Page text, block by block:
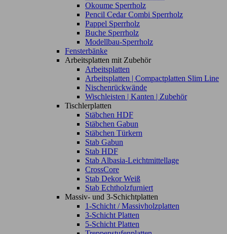
Okoume Sperrholz
Pencil Cedar Combi Sperrholz
Pappel Sperrholz
Buche Sperrholz
Modellbau-Sperrholz
Fensterbänke
Arbeitsplatten mit Zubehör
Arbeitsplatten
Arbeitsplatten | Compactplatten Slim Line
Nischenrückwände
Wischleisten | Kanten | Zubehör
Tischlerplatten
Stäbchen HDF
Stäbchen Gabun
Stäbchen Türkern
Stab Gabun
Stab HDF
Stab Albasia-Leichtmittellage
CrossCore
Stab Dekor Weiß
Stab Echtholzfurniert
Massiv- und 3-Schichtplatten
1-Schicht / Massivholzplatten
3-Schicht Platten
5-Schicht Platten